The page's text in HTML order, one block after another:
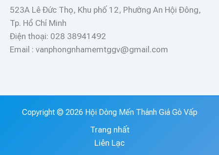
523A Lê Đức Thọ, Khu phố 12, Phường An Hội Đông,
Tp. Hồ Chí Minh
Điện thoại: 028 38941492
Email : vanphongnhamemtggv@gmail.com
Copyright © 2026 Hội Dòng Mến Thánh Giá Gò Vấp
Trang nhất
Liên Lạc